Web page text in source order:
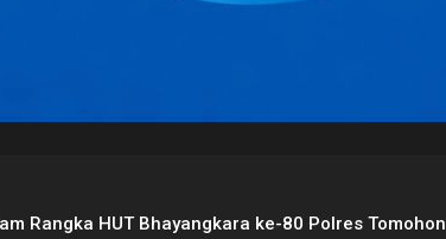
Rangka HUT Bhayangkara ke-80 Polres Tomohon